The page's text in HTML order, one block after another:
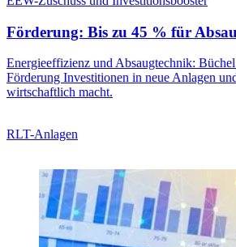
Förderung: Bis zu 45 % für
Energieeffizienz und Absaugtechnik:
Förderung Investitionen in neue Anlagen
wirtschaftlich macht.
RLT-Anlagen